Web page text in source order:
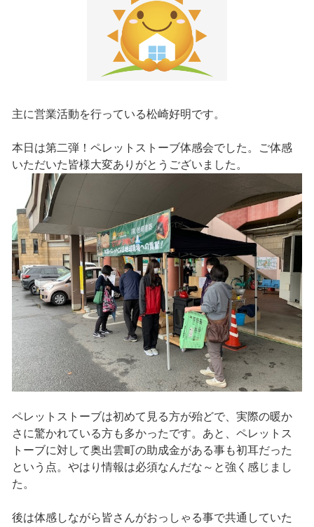
主に営業活動を行っている松崎好明です。
本日は第二弾！ペレットストーブ体感会でした。ご体感
いただいた皆様大変ありがとうございました。
ペレットストーブは初めて見る方が殆どで、実際の暖か
さに驚かれている方も多かったです。あと、ペレットス
トーブに対して奥出雲町の助成金がある事も初耳だった
という点。やはり情報は必須なんだな～と強く感じまし
た。
後は体感しながら皆さんがおっしゃる事で共通していた